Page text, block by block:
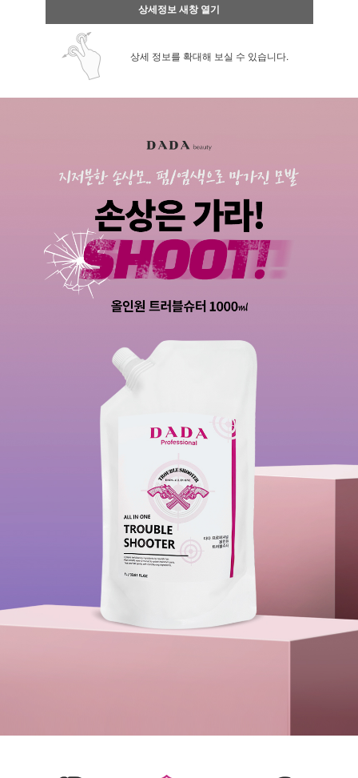
상세정보 새창 열기
상세 정보를 확대해 보실 수 있습니다.